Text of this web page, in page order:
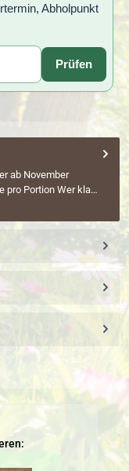
Abholpunkt
Prüfen
ab November
pro Portion Wer kla…